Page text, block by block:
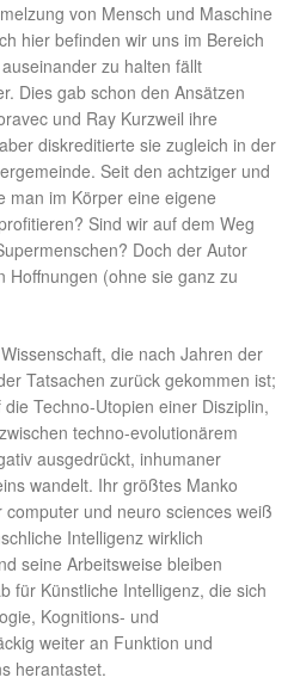
von Mensch und Maschine
hier befinden wir uns im Bereich
zu halten fällt
Dies gab schon den Ansätzen
und Ray Kurzweil ihre
diskreditierte sie zugleich in der
Seit den achtziger und
man im Körper eine eigene
Sind wir auf dem Weg
Doch der Autor
(ohne sie ganz zu
die nach Jahren der
Tatsachen zurück gekommen ist;
Techno-Utopien einer Disziplin,
techno-evolutionärem
ausgedrückt, inhumaner
wandelt. Ihr größtes Manko
und neuro sciences weiß
Intelligenz wirklich
seine Arbeitsweise bleiben
für Künstliche Intelligenz, die sich
Kognitions- und
weiter an Funktion und
herantastet.